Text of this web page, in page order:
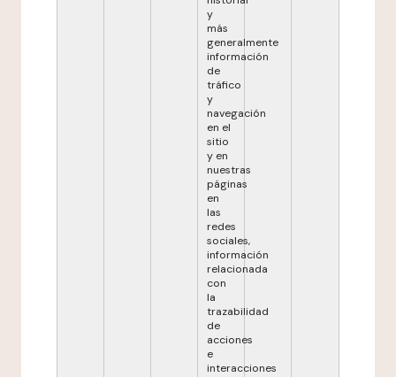
y
más
generalmente
información
de
tráfico
y
navegación
en el
sitio
y en
nuestras
páginas
en
las
redes
sociales,
información
relacionada
con
la
trazabilidad
de
acciones
e
interacciones